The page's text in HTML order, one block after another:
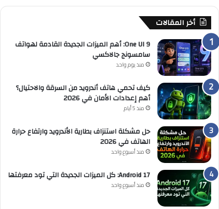
أخر المقالات
One UI 9: أهم الميزات الجديدة القادمة لهواتف
سامسونج جالاكسي
منذ يوم واحد
كيف تحمي هاتف أندرويد من السرقة والاحتيال؟
أهم إعدادات الأمان في 2026
منذ 5 أيام
حل مشكلة استنزاف بطارية الأندرويد وارتفاع حرارة
الهاتف في 2026
منذ أسبوع واحد
Android 17: كل الميزات الجديدة التي تود معرفتها
منذ أسبوع واحد